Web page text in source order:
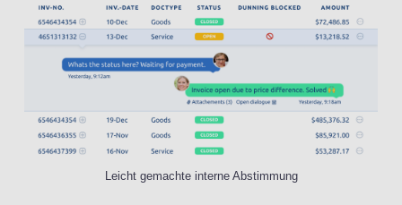
Leicht gemachte interne Abstimmung